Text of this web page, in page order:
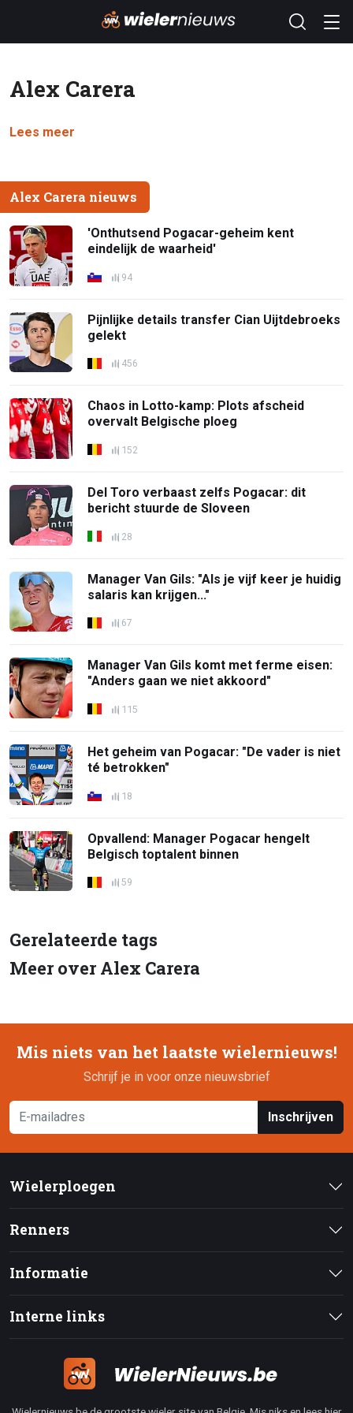
Alex Carera
Lees meer
Alex Carera nieuws
'Onthutsend Pogacar-geheim kent
eindelijk de waarheid'
94
Pijnlijke details transfer Cian Uijtdebroeks
gelekt
456
Chaos in Lotto-kamp: Plots afscheid
overvalt Belgische ploeg
152
Del Toro verbaast zelfs Pogacar: dit
bericht stuurde de Sloveen
28
Manager Van Gils: "Als je vijf keer je huidig
salaris kan krijgen..."
67
Manager Van Gils komt met ferme eisen:
"Anders gaan we niet akkoord"
115
Het geheim van Pogacar: "De vader is niet
té betrokken"
18
Opvallend: Manager Pogacar hengelt
Belgisch toptalent binnen
59
Gerelateerde tags
Meer over Alex Carera
Mis niets van het laatste wielernieuws!
Schrijf je in voor onze nieuwsbrief
Inschrijven
Wielerploegen
Renners
Informatie
Interne links